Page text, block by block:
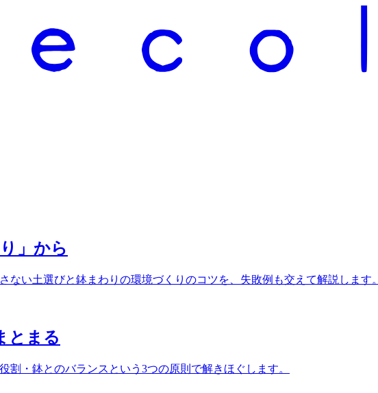
」から
い土選びと鉢まわりの環境づくりのコツを、失敗例も交えて解説します。
とまる
・鉢とのバランスという3つの原則で解きほぐします。